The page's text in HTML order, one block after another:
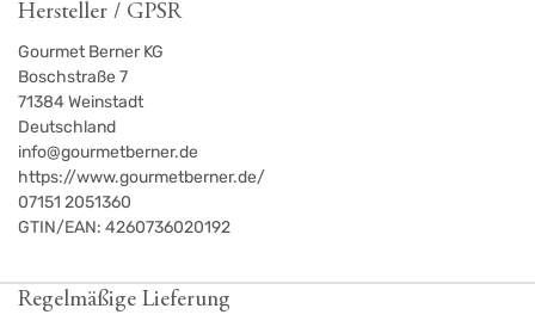
Hersteller / GPSR
Gourmet Berner KG
Boschstraße 7
71384 Weinstadt
Deutschland
info@gourmetberner.de
https://www.gourmetberner.de/
07151 2051360
GTIN/EAN: 4260736020192
Regelmäßige Lieferung